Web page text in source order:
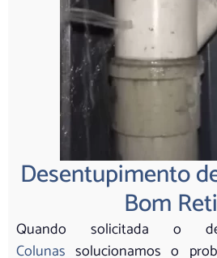
Desentupimento
Bom
Quando solicitada o
Colunas solucionamos o